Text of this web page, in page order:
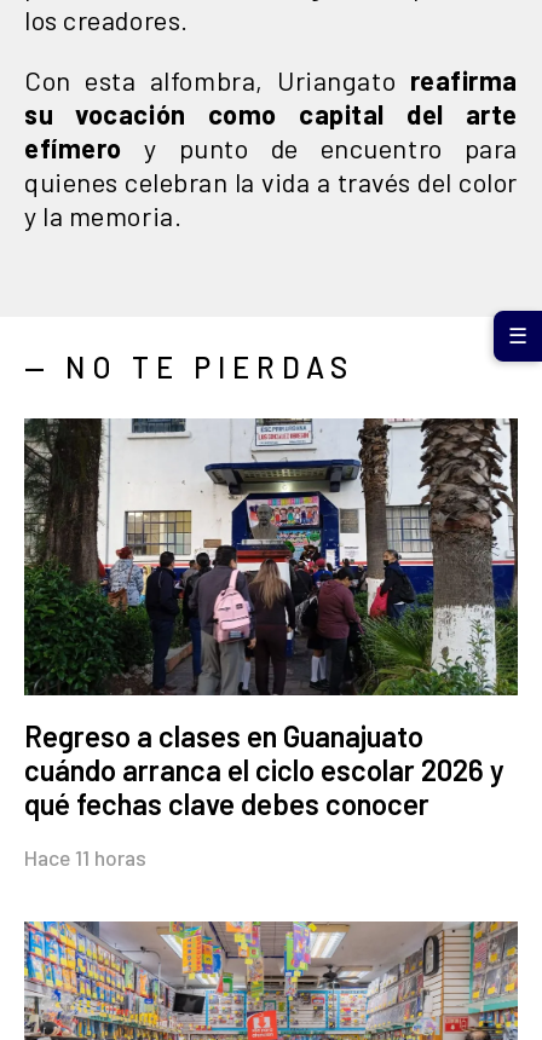
los creadores.
Con esta alfombra, Uriangato reafirma
su vocación como capital del arte
efímero y punto de encuentro para
quienes celebran la vida a través del color
y la memoria.
— NO TE PIERDAS
Regreso a clases en Guanajuato
cuándo arranca el ciclo escolar 2026 y
qué fechas clave debes conocer
Hace 11 horas
☰